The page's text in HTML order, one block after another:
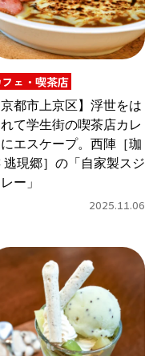
。
フェ・喫茶店
京都市上京区】浮世をは
て学生街の喫茶店カレ
エスケープ。西陣［珈
逃現郷］の「自家製スジ
ー」
2025.11.06